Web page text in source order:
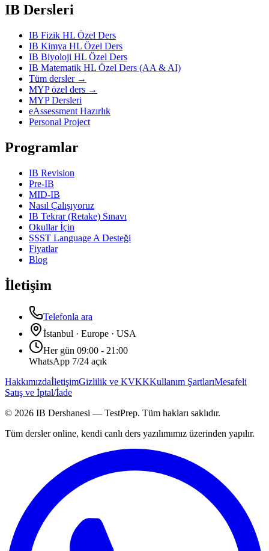
IB Dersleri
IB Fizik HL Özel Ders
IB Kimya HL Özel Ders
IB Biyoloji HL Özel Ders
IB Matematik HL Özel Ders (AA & AI)
Tüm dersler →
MYP özel ders →
MYP Dersleri
eAssessment Hazırlık
Personal Project
Programlar
IB Revision
Pre-IB
MID-IB
Nasıl Çalışıyoruz
IB Tekrar (Retake) Sınavı
Okullar İçin
SSST Language A Desteği
Fiyatlar
Blog
İletişim
Telefonla ara
İstanbul · Europe · USA
Her gün 09:00 - 21:00
WhatsApp 7/24 açık
HakkımızdaİletişimGizlilik ve KVKKKullanım ŞartlarıMesafeli
Satış ve İptal/İade
© 2026 IB Dershanesi — TestPrep. Tüm hakları saklıdır.
Tüm dersler online, kendi canlı ders yazılımımız üzerinden yapılır.